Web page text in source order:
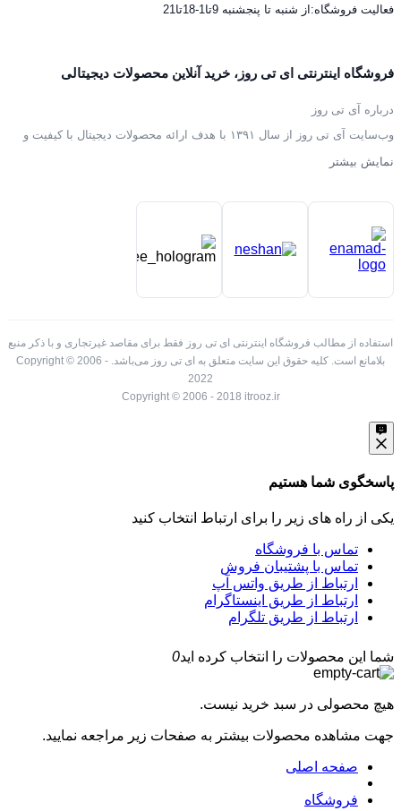
فعالیت فروشگاه:از شنبه تا پنجشنبه 9تا1-18تا21
فروشگاه اینترنتی ای تی روز، خرید آنلاین محصولات دیجیتالی
درباره آی تی روز
وب‌سایت آی تی روز از سال ۱۳۹۱ با هدف ارائه محصولات دیجیتال با کیفیت و
دسترسی آسان به کاربران در سراسر ایران فعالیت خود را آغاز کرده است. ما
هوشمند، لپ‌تاپ، تبلت، و دیگر تجهیزات فناوری را با امکان پرداخت آنلاین امن و
ارسال سریع به تمامی نقاط کشور فراهم کرده‌ایم. رضایت مشتریان و ارائه
خدمات پشتیبانی حرفه‌ای از مهم‌ترین اصول ما در این سال‌ها بوده است.
نمایش بیشتر
استفاده از مطالب فروشگاه اینترنتی ای تی روز فقط برای مقاصد غیرتجاری و با ذکر منبع
بلامانع است. کلیه حقوق این سایت متعلق به ای تی روز می‌باشد. Copyright © 2006 -
2022
Copyright © 2006 - 2018 itrooz.ir
پاسخگوی شما هستیم
یکی از راه های زیر را برای ارتباط انتخاب کنید
تماس با فروشگاه
تماس با پشتیبان فروش
ارتباط از طریق واتس آپ
ارتباط از طریق اینستاگرام
ارتباط از طریق تلگرام
شما این محصولات را انتخاب کرده اید0
هیچ محصولی در سبد خرید نیست.
جهت مشاهده محصولات بیشتر به صفحات زیر مراجعه نمایید.
صفحه اصلی
فروشگاه